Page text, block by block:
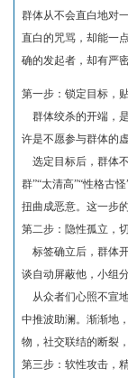
群体从不会直白地对
直白的咒骂，却能一
确的发起者，却有严
第一步：锁定目标，
群体绞杀的开端，
许是不愿参与群体的
选定目标后，群体
群”“太清高”“性格古
扭曲成恶意。这一步
第二步：隐性孤立，
标签确立后，群体
谈自动屏蔽他，小组
从众者们心照不宣
中推波助澜。渐渐地
物，社交联结的断裂
第三步：软性攻击，